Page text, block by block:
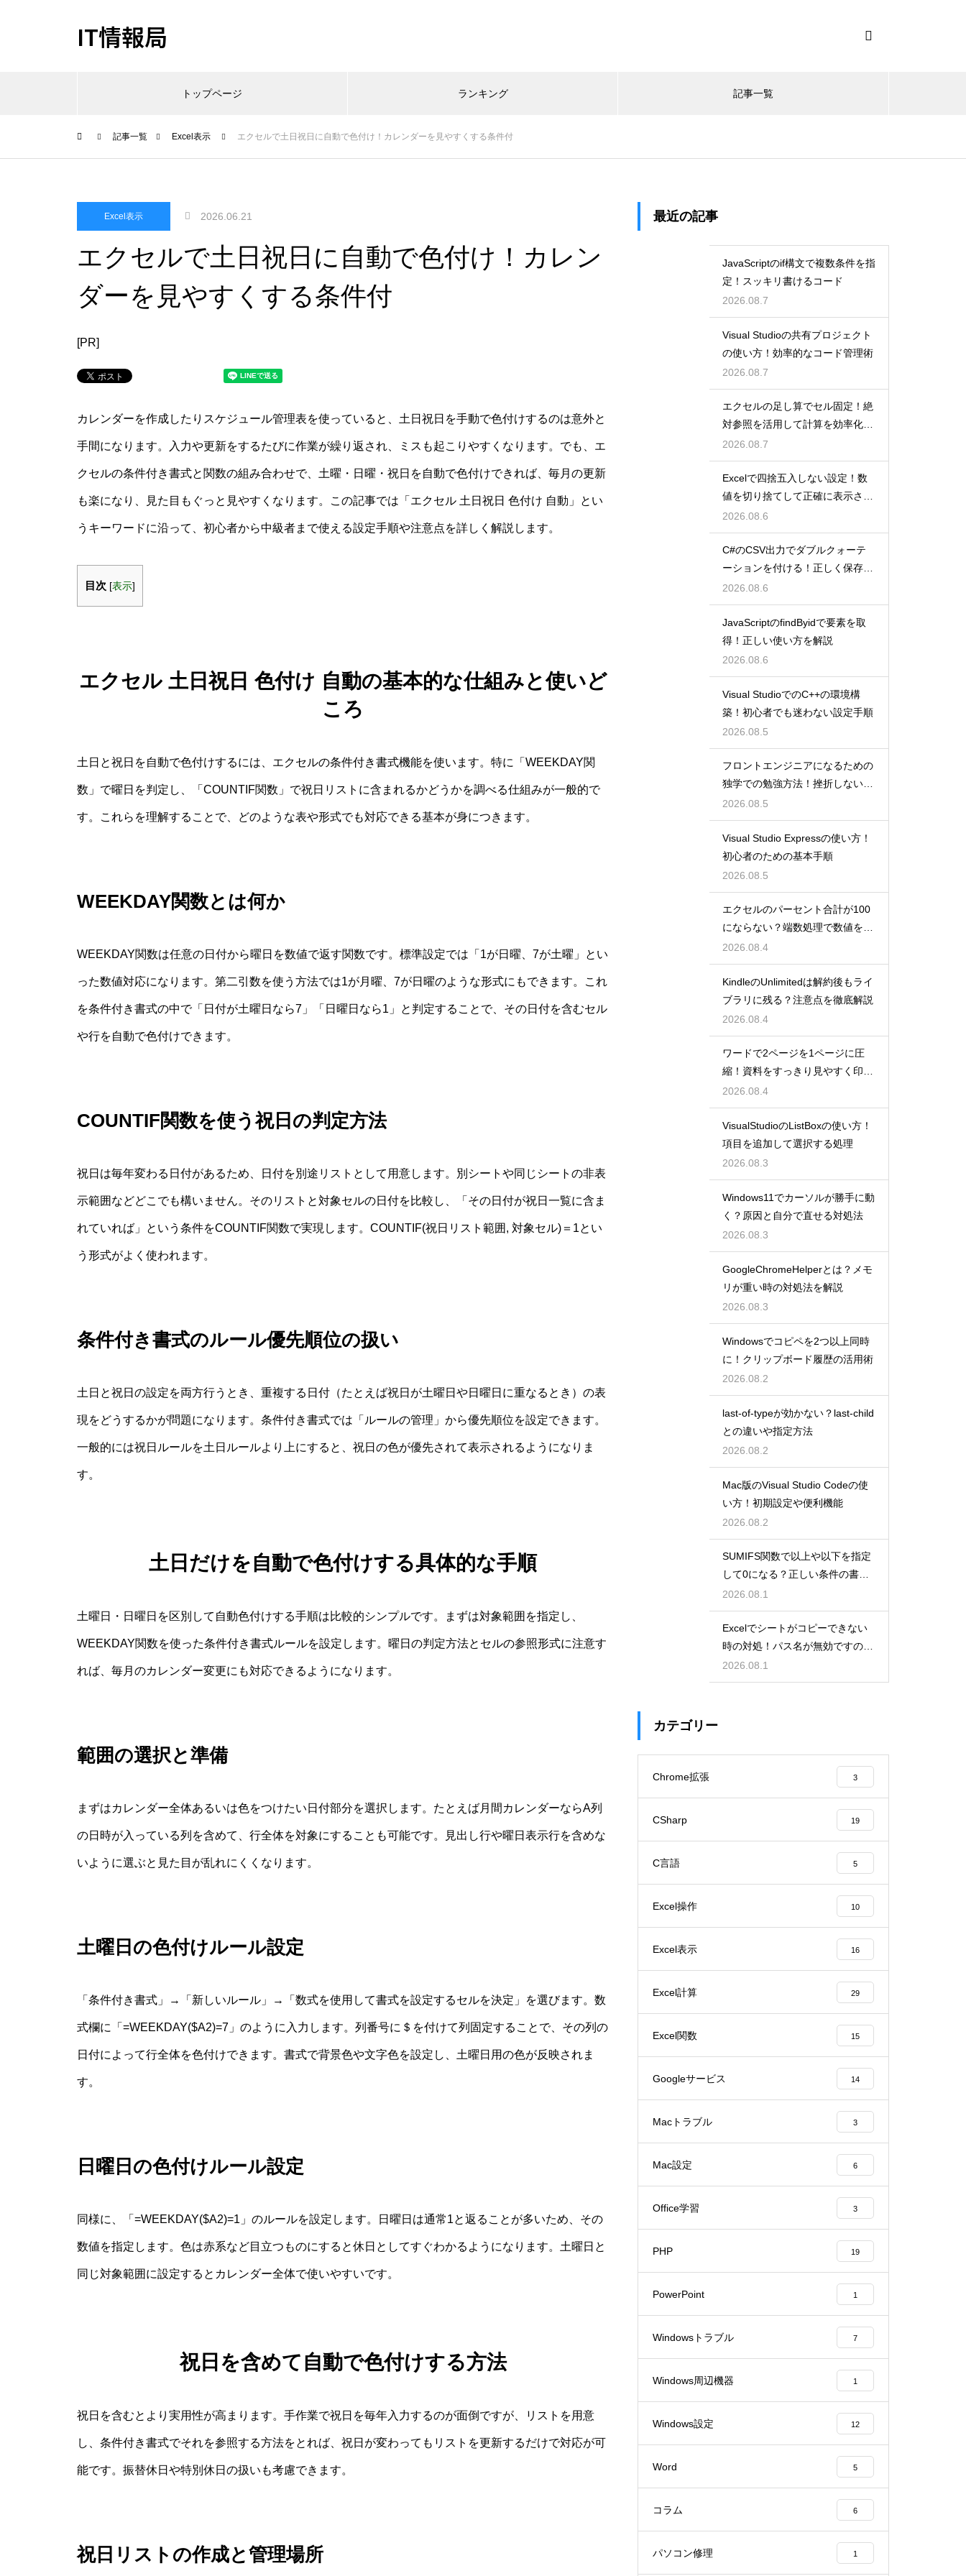
IT情報局
トップページ ランキング 記事一覧
記事一覧 Excel表示 エクセルで土日祝日に自動で色付け！カレンダーを見やすくする条件付
Excel表示 2026.06.21
エクセルで土日祝日に自動で色付け！カレン
ダーを見やすくする条件付
[PR]
カレンダーを作成したりスケジュール管理表を使っていると、土日祝日を手動で色付けするのは意外と
手間になります。入力や更新をするたびに作業が繰り返され、ミスも起こりやすくなります。でも、エ
クセルの条件付き書式と関数の組み合わせで、土曜・日曜・祝日を自動で色付けできれば、毎月の更新
も楽になり、見た目もぐっと見やすくなります。この記事では「エクセル 土日祝日 色付け 自動」とい
うキーワードに沿って、初心者から中級者まで使える設定手順や注意点を詳しく解説します。
目次 [表示]
エクセル 土日祝日 色付け 自動の基本的な仕組みと使いど
ころ
土日と祝日を自動で色付けするには、エクセルの条件付き書式機能を使います。特に「WEEKDAY関
数」で曜日を判定し、「COUNTIF関数」で祝日リストに含まれるかどうかを調べる仕組みが一般的で
す。これらを理解することで、どのような表や形式でも対応できる基本が身につきます。
WEEKDAY関数とは何か
WEEKDAY関数は任意の日付から曜日を数値で返す関数です。標準設定では「1が日曜、7が土曜」とい
った数値対応になります。第二引数を使う方法では1が月曜、7が日曜のような形式にもできます。これ
を条件付き書式の中で「日付が土曜日なら7」「日曜日なら1」と判定することで、その日付を含むセル
や行を自動で色付けできます。
COUNTIF関数を使う祝日の判定方法
祝日は毎年変わる日付があるため、日付を別途リストとして用意します。別シートや同じシートの非表
示範囲などどこでも構いません。そのリストと対象セルの日付を比較し、「その日付が祝日一覧に含ま
れていれば」という条件をCOUNTIF関数で実現します。COUNTIF(祝日リスト範囲, 対象セル)＝1とい
う形式がよく使われます。
条件付き書式のルール優先順位の扱い
土日と祝日の設定を両方行うとき、重複する日付（たとえば祝日が土曜日や日曜日に重なるとき）の表
現をどうするかが問題になります。条件付き書式では「ルールの管理」から優先順位を設定できます。
一般的には祝日ルールを土日ルールより上にすると、祝日の色が優先されて表示されるようになりま
す。
土日だけを自動で色付けする具体的な手順
土曜日・日曜日を区別して自動色付けする手順は比較的シンプルです。まずは対象範囲を指定し、
WEEKDAY関数を使った条件付き書式ルールを設定します。曜日の判定方法とセルの参照形式に注意す
れば、毎月のカレンダー変更にも対応できるようになります。
範囲の選択と準備
まずはカレンダー全体あるいは色をつけたい日付部分を選択します。たとえば月間カレンダーならA列
の日時が入っている列を含めて、行全体を対象にすることも可能です。見出し行や曜日表示行を含めな
いように選ぶと見た目が乱れにくくなります。
土曜日の色付けルール設定
「条件付き書式」→「新しいルール」→「数式を使用して書式を設定するセルを決定」を選びます。数
式欄に「=WEEKDAY($A2)=7」のように入力します。列番号に＄を付けて列固定することで、その列の
日付によって行全体を色付けできます。書式で背景色や文字色を設定し、土曜日用の色が反映されま
す。
日曜日の色付けルール設定
同様に、「=WEEKDAY($A2)=1」のルールを設定します。日曜日は通常1と返ることが多いため、その
数値を指定します。色は赤系など目立つものにすると休日としてすぐわかるようになります。土曜日と
同じ対象範囲に設定するとカレンダー全体で使いやすいです。
祝日を含めて自動で色付けする方法
祝日を含むとより実用性が高まります。手作業で祝日を毎年入力するのが面倒ですが、リストを用意
し、条件付き書式でそれを参照する方法をとれば、祝日が変わってもリストを更新するだけで対応が可
能です。振替休日や特別休日の扱いも考慮できます。
祝日リストの作成と管理場所
最近の記事
JavaScriptのif構文で複数条件を指
定！スッキリ書けるコード
2026.08.7
Visual Studioの共有プロジェクト
の使い方！効率的なコード管理術
2026.08.7
エクセルの足し算でセル固定！絶
対参照を活用して計算を効率化し
よう
2026.08.7
Excelで四捨五入しない設定！数
値を切り捨てして正確に表示させ
るコツ
2026.08.6
C#のCSV出力でダブルクォーテ
ーションを付ける！正しく保存す
るコツ
2026.08.6
JavaScriptのfindByidで要素を取
得！正しい使い方を解説
2026.08.6
Visual StudioでのC++の環境構
築！初心者でも迷わない設定手順
2026.08.5
フロントエンジニアになるための
独学での勉強方法！挫折しない学
習計画
2026.08.5
Visual Studio Expressの使い方！
初心者のための基本手順
2026.08.5
エクセルのパーセント合計が100
にならない？端数処理で数値を合
わせる技
2026.08.4
KindleのUnlimitedは解約後もライ
ブラリに残る？注意点を徹底解説
2026.08.4
ワードで2ページを1ページに圧
縮！資料をすっきり見やすく印刷
する設定
2026.08.4
VisualStudioのListBoxの使い方！
項目を追加して選択する処理
2026.08.3
Windows11でカーソルが勝手に動
く？原因と自分で直せる対処法
2026.08.3
GoogleChromeHelperとは？メモ
リが重い時の対処法を解説
2026.08.3
Windowsでコピペを2つ以上同時
に！クリップボード履歴の活用術
2026.08.2
last-of-typeが効かない？last-child
との違いや指定方法
2026.08.2
Mac版のVisual Studio Codeの使
い方！初期設定や便利機能
2026.08.2
SUMIFS関数で以上や以下を指定
して0になる？正しい条件の書き
方
2026.08.1
Excelでシートがコピーできない
時の対処！パス名が無効ですのエ
ラー
2026.08.1
カテゴリー
Chrome拡張 3
CSharp 19
C言語 5
Excel操作 10
Excel表示 16
Excel計算 29
Excel関数 15
Googleサービス 14
Macトラブル 3
Mac設定 6
Office学習 3
PHP 19
PowerPoint 1
Windowsトラブル 7
Windows周辺機器 1
Windows設定 12
Word 5
コラム 6
パソコン修理 1